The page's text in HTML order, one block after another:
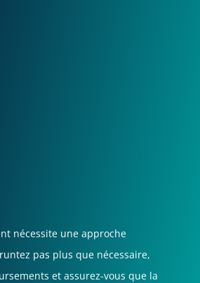
nécessite une approche
pas plus que nécessaire,
et assurez-vous que la